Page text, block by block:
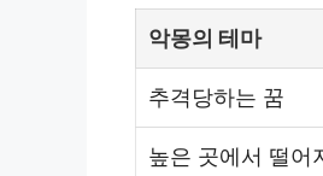
악몽의 테마
추격당하는 꿈
높은 곳에서 떨어